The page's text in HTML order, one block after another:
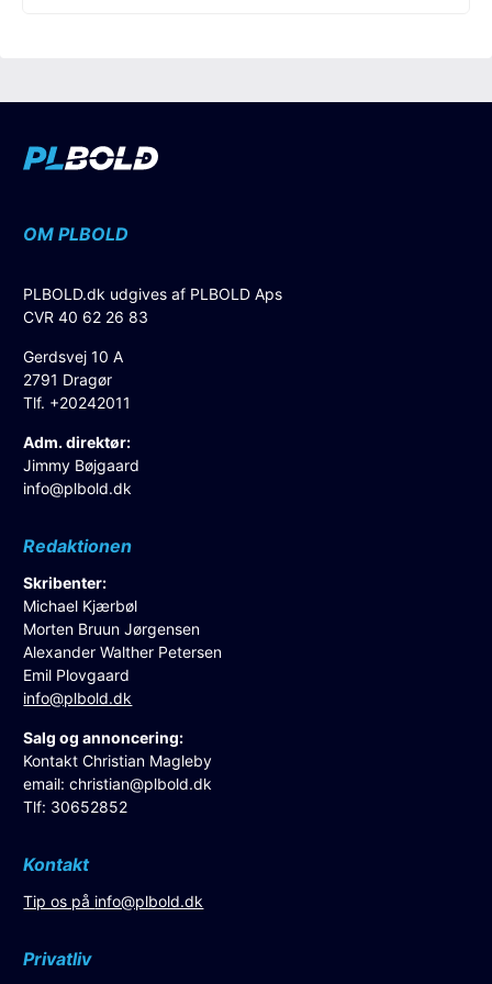
OM PLBOLD
PLBOLD.dk udgives af PLBOLD Aps
CVR 40 62 26 83
Gerdsvej 10 A
2791 Dragør
Tlf. +20242011
Adm. direktør:
Jimmy Bøjgaard
info@plbold.dk
Redaktionen
Skribenter:
Michael Kjærbøl
Morten Bruun Jørgensen
Alexander Walther Petersen
Emil Plovgaard
info@plbold.dk
Salg og annoncering:
Kontakt Christian Magleby
email:christian@plbold.dk
Tlf: 30652852
Kontakt
Tip os på info@plbold.dk
Privatliv